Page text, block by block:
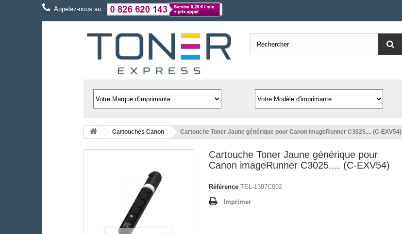
Appelez-nous au :
Cartouches Canon Cartouche Toner Jaune générique pour Canon imageRunner C3025.... (C-EXV54)
Cartouche Toner Jaune générique pour
Canon imageRunner C3025.... (C-EXV54)
Référence TEL-1397C002
Imprimer